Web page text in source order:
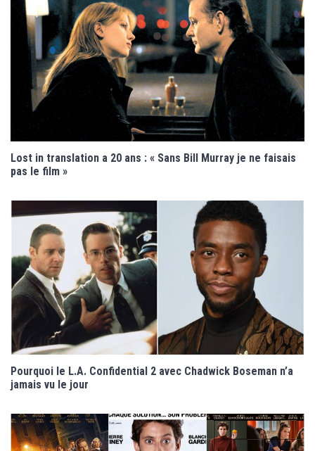
Lost in translation a 20 ans : « Sans Bill Murray je ne faisais
pas le film »
Pourquoi le L.A. Confidential 2 avec Chadwick Boseman n’a
jamais vu le jour